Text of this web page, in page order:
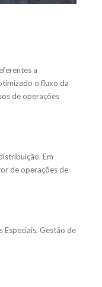
a
o fluxo da
de operações
Em
de operações de
Gestão de